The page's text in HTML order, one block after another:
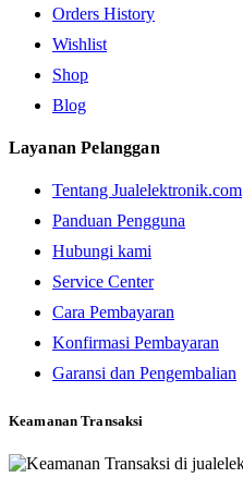
Orders History
Wishlist
Shop
Blog
Layanan Pelanggan
Tentang Jualelektronik.com
Panduan Pengguna
Hubungi kami
Service Center
Cara Pembayaran
Konfirmasi Pembayaran
Garansi dan Pengembalian
Keamanan Transaksi